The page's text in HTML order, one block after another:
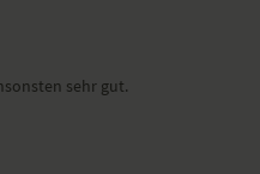
sehr gut.